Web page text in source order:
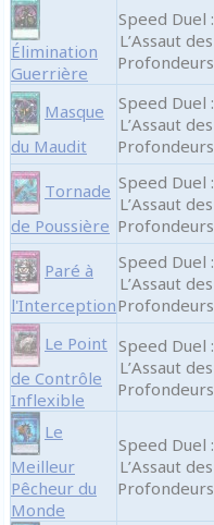
Élimination
Guerrière
Speed Duel :
L’Assaut des
Profondeurs
Masque
du Maudit
Speed Duel :
L’Assaut des
Profondeurs
Tornade
de Poussière
Speed Duel :
L’Assaut des
Profondeurs
Paré à
l'Interception
Speed Duel :
L’Assaut des
Profondeurs
Le Point
de Contrôle
Inflexible
Speed Duel :
L’Assaut des
Profondeurs
Le
Meilleur
Pêcheur du
Monde
Speed Duel :
L’Assaut des
Profondeurs